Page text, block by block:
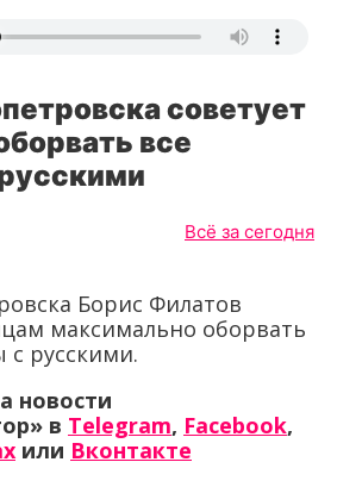
советует
все
Всё за сегодня
Борис Филатов
максимально оборвать
русскими.
новости
в Telegram, Facebook,
или Вконтакте